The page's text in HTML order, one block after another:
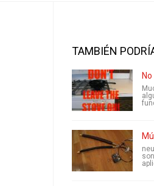
TAMBIÉN